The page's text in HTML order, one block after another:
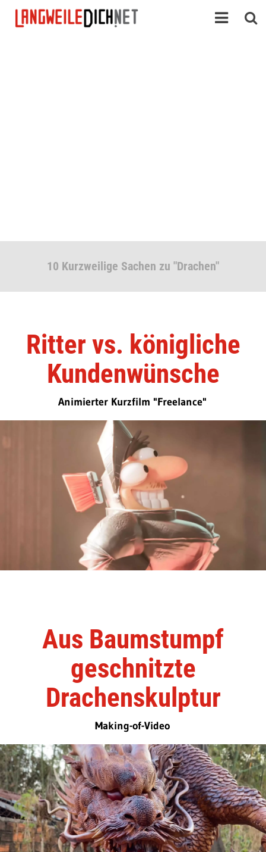
10 Kurzweilige Sachen zu "Drachen"
Ritter vs. königliche
Kundenwünsche
Animierter Kurzfilm "Freelance"
Aus Baumstumpf
geschnitzte
Drachenskulptur
Making-of-Video